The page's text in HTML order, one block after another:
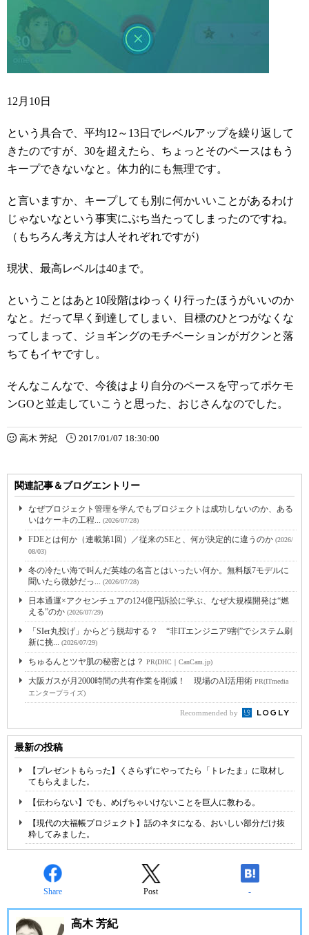
12月10日
という具合で、平均12～13日でレベルアップを繰り返して
きたのですが、30を超えたら、ちょっとそのペースはもう
キープできないなと。体力的にも無理です。
と言いますか、キープしても別に何かいいことがあるわけ
じゃないなという事実にぶち当たってしまったのですね。
（もちろん考え方は人それぞれですが）
現状、最高レベルは40まで。
ということはあと10段階はゆっくり行ったほうがいいのか
なと。だって早く到達してしまい、目標のひとつがなくな
ってしまって、ジョギングのモチベーションがガクンと落
ちてもイヤですし。
そんなこんなで、今後はより自分のペースを守ってポケモ
ンGOと並走していこうと思った、おじさんなのでした。
高木 芳紀 2017/01/07 18:30:00
関連記事＆ブログエントリー
なぜプロジェクト管理を学んでもプロジェクトは成功しないのか、ある
いはケーキの工程...
(2026/07/28)
FDEとは何か（連載第1回）／従来のSEと、何が決定的に違うのか (2026/
08/03)
冬の冷たい海で叫んだ英雄の名言とはいったい何か。無料版7モデルに
聞いたら微妙だっ...
(2026/07/28)
日本通運×アクセンチュアの124億円訴訟に学ぶ、なぜ大規模開発は“燃
える”のか (2026/07/29)
「SIer丸投げ」からどう脱却する？ “非ITエンジニア9割”でシステム刷
新に挑...
(2026/07/29)
ちゅるんとツヤ肌の秘密とは？ PR(DHC｜CanCam.jp)
大阪ガスが月2000時間の共有作業を削減！ 現場のAI活用術 PR(ITmedia
エンタープライズ)
Recommended by
最新の投稿
【プレゼントもらった】くさらずにやってたら「トレたま」に取材し
てもらえました。
【伝わらない】でも、めげちゃいけないことを巨人に教わる。
【現代の大福帳プロジェクト】話のネタになる、おいしい部分だけ抜
粋してみました。
Share Post -
高木 芳紀